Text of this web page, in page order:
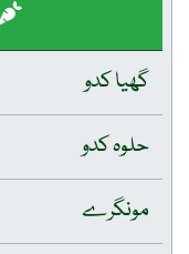
گھیا کدو
حلوہ کدو
مونگرے